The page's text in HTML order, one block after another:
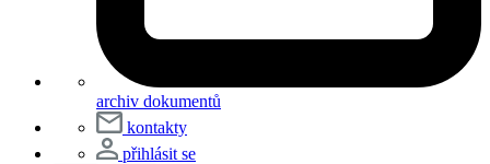
archiv dokumentů
kontakty
přihlásit se